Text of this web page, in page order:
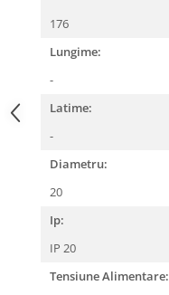
176
Lungime:
-
Latime:
-
Diametru:
20
Ip:
IP 20
Tensiune Alimentare: